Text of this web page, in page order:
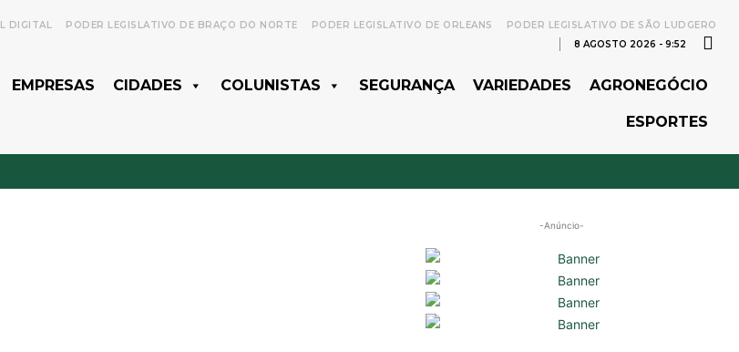
DIGITAL PODER LEGISLATIVO DE BRAÇO DO NORTE PODER LEGISLATIVO DE ORLEANS
PODER LEGISLATIVO DE SÃO LUDGERO
8 AGOSTO 2026 - 9:52
EMPRESAS CIDADES COLUNISTAS SEGURANÇA VARIEDADES AGRONEGÓCIO
ESPORTES
-Anúncio-